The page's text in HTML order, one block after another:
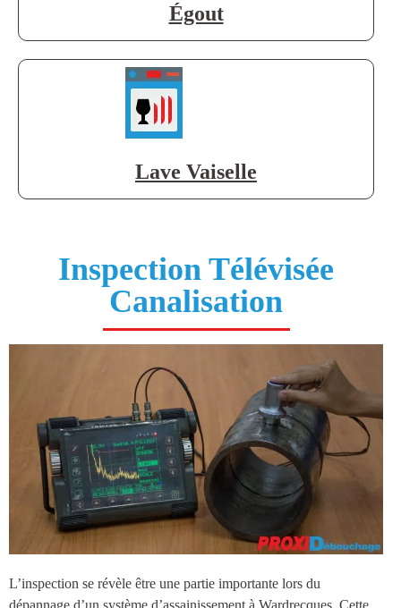
Égout
Lave Vaiselle
Inspection Télévisée
Canalisation
L’inspection se révèle être une partie importante lors du